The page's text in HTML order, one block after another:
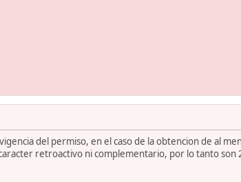
del permiso, en el caso de la obtencion de al
retroactivo ni complementario, por lo tanto son